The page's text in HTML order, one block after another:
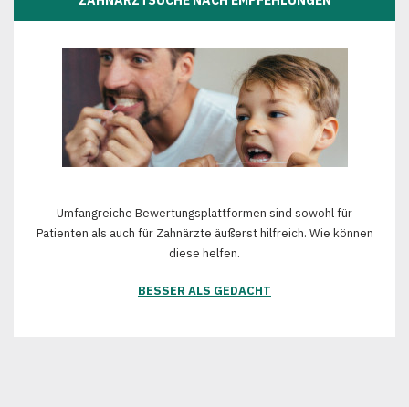
Umfangreiche Bewertungsplattformen sind sowohl für
Patienten als auch für Zahnärzte äußerst hilfreich. Wie können
diese helfen.
BESSER ALS GEDACHT